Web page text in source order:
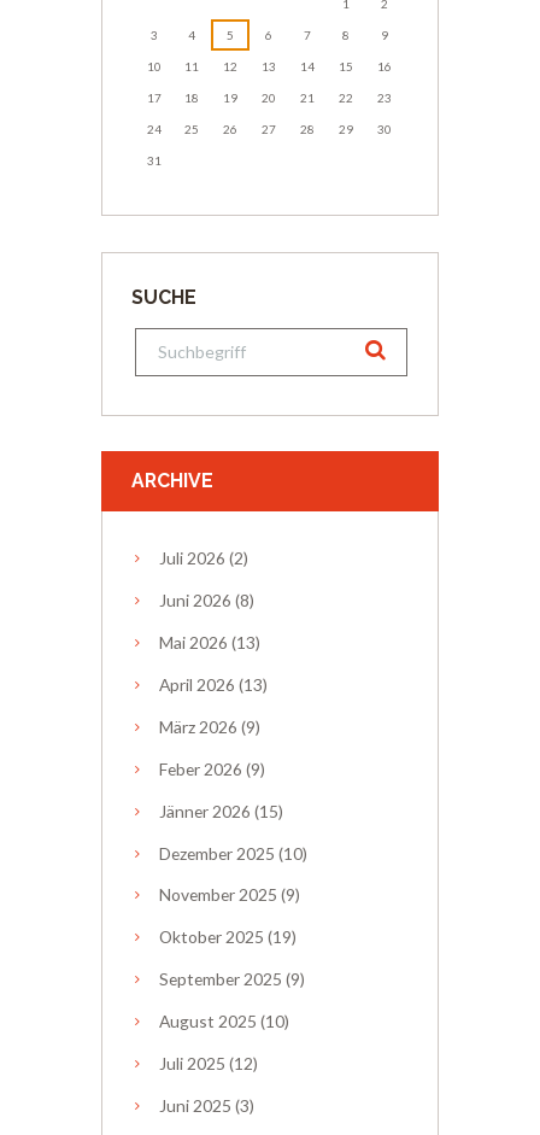
1 2
3 4 5 6 7 8 9
10 11 12 13 14 15 16
17 18 19 20 21 22 23
24 25 26 27 28 29 30
31
SUCHE
ARCHIVE
Juli 2026 (2)
Juni 2026 (8)
Mai 2026 (13)
April 2026 (13)
März 2026 (9)
Feber 2026 (9)
Jänner 2026 (15)
Dezember 2025 (10)
November2025 (9)
Oktober 2025 (19)
September 2025 (9)
August 2025 (10)
Juli 2025 (12)
Juni 2025 (3)